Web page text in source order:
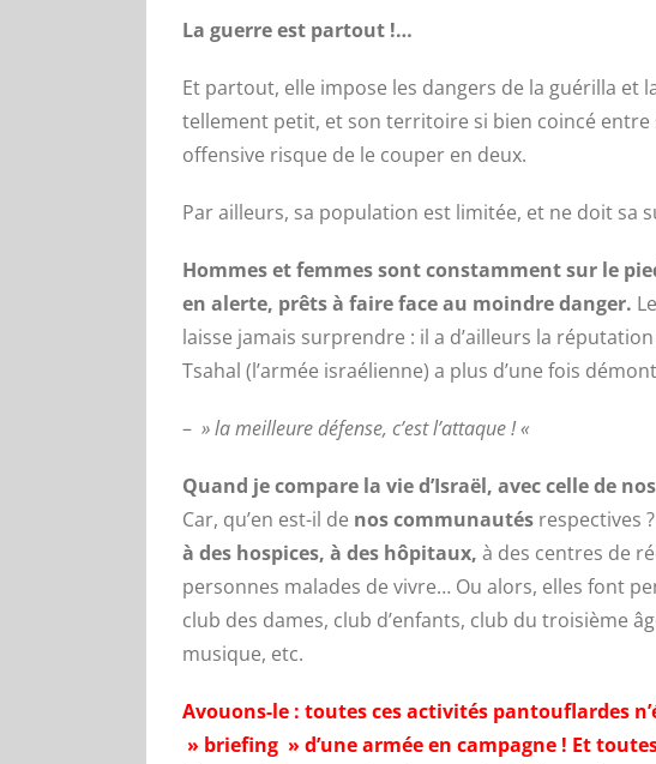
La guerre est partout !…
Et partout, elle impose les dangers de la guérilla et
tellement petit, et son territoire si bien coincé entre
offensive risque de le couper en deux.
Par ailleurs, sa population est limitée, et ne doit sa
Hommes et femmes sont constamment sur le
en alerte, prêts à faire face au moindre danger.
laisse jamais surprendre : il a d’ailleurs la
Tsahal (l’armée israélienne) a plus d’une fois
– » la meilleure défense, c’est l’attaque ! «
Quand je compare la vie d’Israël, avec celle de
Car, qu’en est-il de nos communautés respectives
à des hospices, à des hôpitaux, à des centres de
personnes malades de vivre… Ou alors, elles font
club des dames, club d’enfants, club du troisième
musique, etc.
Avouons-le : toutes ces activités pantouflardes
» briefing » d’une armée en campagne ! Et